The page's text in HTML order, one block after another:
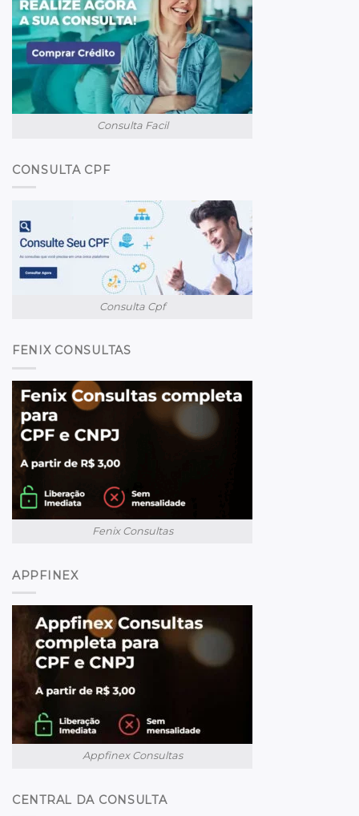
Consulta Facil
CONSULTA CPF
Consulta Cpf
FENIX CONSULTAS
Fenix Consultas
APPFINEX
Appfinex Consultas
CENTRAL DA CONSULTA